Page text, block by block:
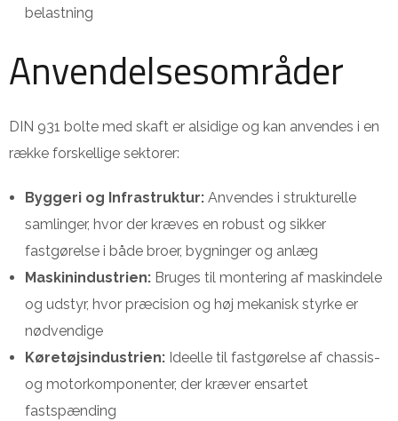
belastning
Anvendelsesområder
DIN 931 bolte med skaft er alsidige og kan anvendes i en
række forskellige sektorer:
Byggeri og Infrastruktur: Anvendes i strukturelle
samlinger, hvor der kræves en robust og sikker
fastgørelse i både broer, bygninger og anlæg
Maskinindustrien: Bruges til montering af maskindele
og udstyr, hvor præcision og høj mekanisk styrke er
nødvendige
Køretøjsindustrien: Ideelle til fastgørelse af chassis-
og motorkomponenter, der kræver ensartet
fastspænding